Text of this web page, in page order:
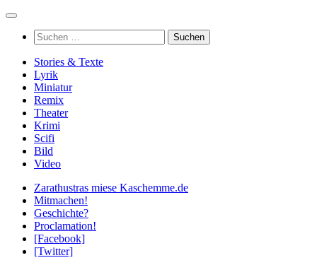
Zum
springenSuchen
nach:
Stories & Texte
Lyrik
Miniatur
Remix
Theater
Krimi
Scifi
Bild
Video
Zarathustras miese Kaschemme.de
Mitmachen!
Geschichte?
Proclamation!
[Facebook]
[Twitter]